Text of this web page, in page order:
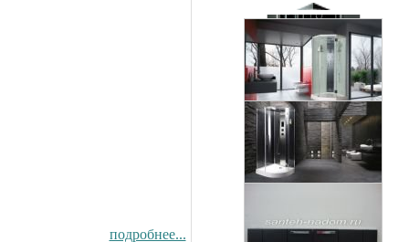
подробнее...
Душевая кабина Timo T-1102
120x85см (L/R)
65500.00 руб.
Душевая кабина Timo Elta
90x90см
96600.00 руб.
126000.00 руб.